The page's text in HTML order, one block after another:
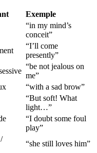
Exemple
“in my mind’s
conceit”
“I’ll come
presently”
“be not jealous on
me”
“with a sad brow”
“But soft! What
light…”
“I doubt some foul
play”
“she still loves him”